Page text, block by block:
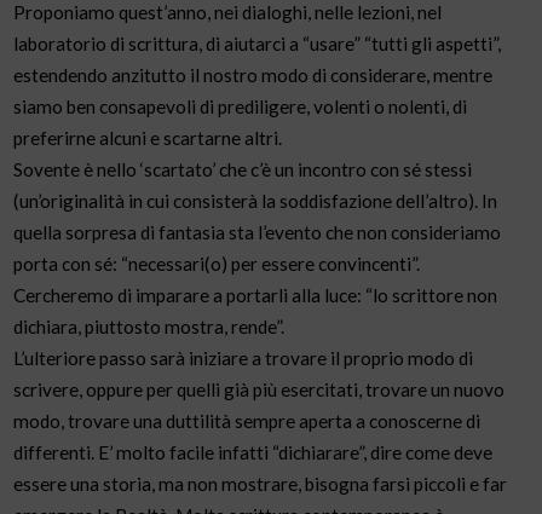
Proponiamo quest’anno, nei dialoghi, nelle lezioni, nel
laboratorio di scrittura, di aiutarci a “usare” “tutti gli aspetti”,
estendendo anzitutto il nostro modo di considerare, mentre
siamo ben consapevoli di prediligere, volenti o nolenti, di
preferirne alcuni e scartarne altri.
Sovente è nello ‘scartato’ che c’è un incontro con sé stessi
(un’originalità in cui consisterà la soddisfazione dell’altro). In
quella sorpresa di fantasia sta l’evento che non consideriamo
porta con sé: “necessari(o) per essere convincenti”.
Cercheremo di imparare a portarli alla luce: “lo scrittore non
dichiara, piuttosto mostra, rende”.
L’ulteriore passo sarà iniziare a trovare il proprio modo di
scrivere, oppure per quelli già più esercitati, trovare un nuovo
modo, trovare una duttilità sempre aperta a conoscerne di
differenti. E’ molto facile infatti “dichiarare”, dire come deve
essere una storia, ma non mostrare, bisogna farsi piccoli e far